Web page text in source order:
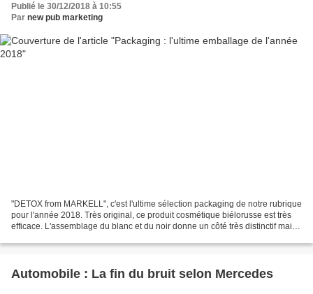
Publié le 30/12/2018 à 10:55
Par new pub marketing
"DETOX from MARKELL", c'est l'ultime sélection packaging de notre rubrique
pour l'année 2018. Très original, ce produit cosmétique biélorusse est très
efficace. L'assemblage du blanc et du noir donne un côté très distinctif mais
Automobile : La fin du bruit selon Mercedes